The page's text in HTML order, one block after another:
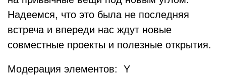
Надеемся, что это была не последняя
встреча и впереди нас ждут новые
совместные проекты и полезные открытия.
Модерация элементов: Y